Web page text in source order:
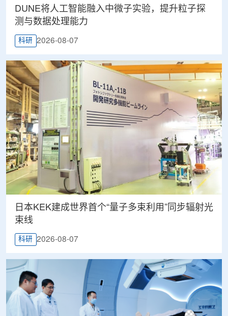
DUNE将人工智能融入中微子实验，提升粒子探
测与数据处理能力
科研 2026-08-07
日本KEK建成世界首个“量子多束利用”同步辐射光
束线
科研 2026-08-07